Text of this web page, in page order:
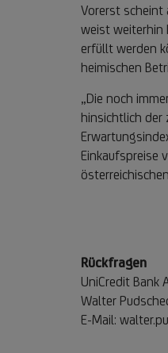
Vorerst scheint
weist weiterhin
erfüllt werden
heimischen
„Die noch
hinsichtlich der
Einkaufspreise
Rückfragen
UniCredit Bank
Walter
E-Mail: